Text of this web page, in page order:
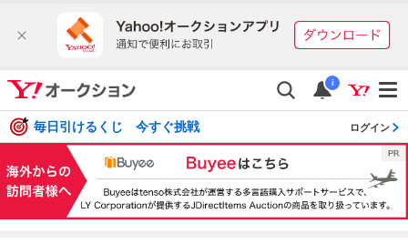
i
毎日引けるくじ 今すぐ挑戦 ログイン